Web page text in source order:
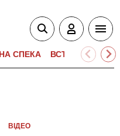
СПЕКА ВСТУПНА
ВІДЕО